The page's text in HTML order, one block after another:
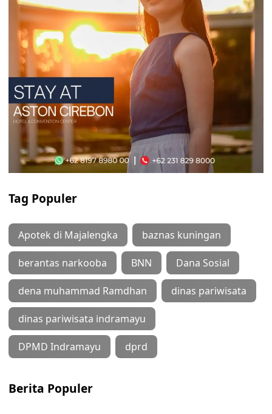
Tag Populer
Apotek di Majalengka baznas kuningan
berantas narkooba BNN Dana Sosial
dena muhammad Ramdhan dinas pariwisata
dinas pariwisata indramayu
DPMD Indramayu dprd
Berita Populer